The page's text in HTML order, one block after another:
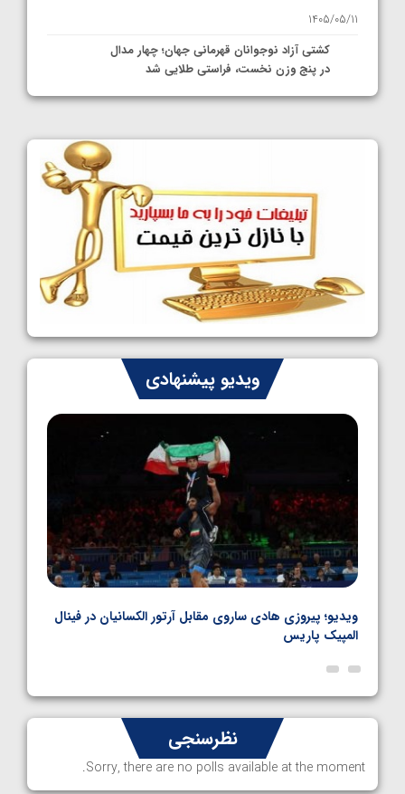
1405/05/11
کشتی آزاد نوجوانان قهرمانی جهان؛ چهار مدال
در پنج وزن نخست، فراستی طلایی شد
1405/05/11
کشتی آزاد نوجوانان جهان؛ رقبای نمایندگان
ایران مشخص شدند
1405/05/08
کشتی فرنگی نوجوانان جهان؛ سکوی تیمی
سوم برای ایران
1405/05/07
ایران چشم به راه چهار مدال در پنج وزن دوم
کشتی فرنگی نوجوانان جهان
1405/05/06
ویدیو پیشنهادی
ویدیو؛ پیروزی هادی ساروی مقابل آرتور الکسانیان در فینال
المپیک پاریس
نظرسنجی
Sorry, there are no polls available at the moment.